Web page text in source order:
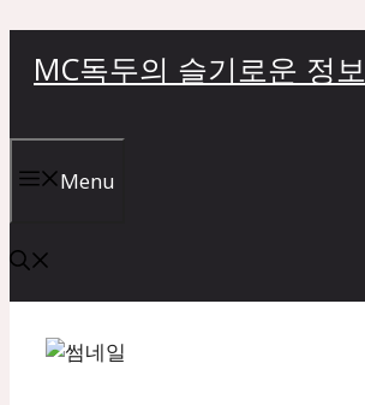
너
뛰
기
MC독두의 슬기로운 정보
Menu